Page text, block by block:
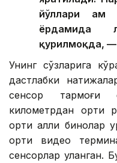
йўллари ҳам
ёрдамида
қурилмоқда,
Унинг сўзларига
дастлабки
сенсор тармоғи
километрдан ортиқ
ортиқ ақлли бинолар
ортиқ видео
сенсорлар уланган.